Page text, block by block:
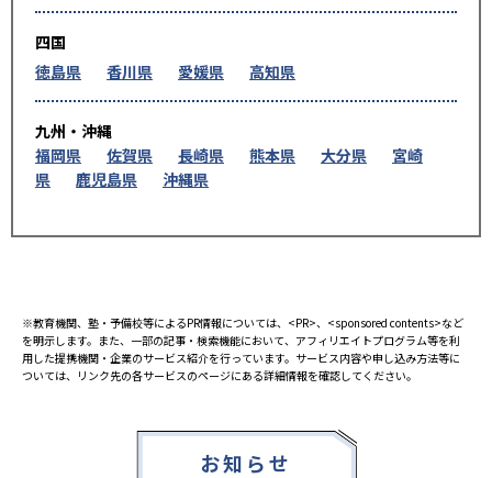
四国
徳島県
香川県 愛媛県 高知県
九州・沖縄
福岡県
佐賀県 長崎県 熊本県 大分県
宮崎
県
鹿児島県 沖縄県
※教育機関、塾・予備校等によるPR情報については、<PR>、<sponsored contents>など
を明示します。また、一部の記事・検索機能において、アフィリエイトプログラム等を利
用した提携機関・企業のサービス紹介を行っています。サービス内容や申し込み方法等に
ついては、リンク先の各サービスのページにある詳細情報を確認してください。
お知らせ